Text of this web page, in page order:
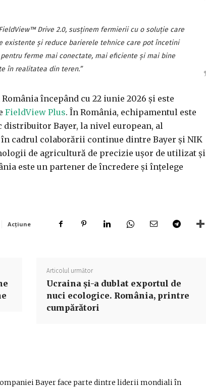
Drive 2.0, susținem fermierii cu o soluție care
existente și reduce barierele tehnice care pot încetini
ferme mai conectate, mai eficiente și mai bine
în realitatea din teren.”
începând cu 22 iunie 2026 și este
FieldView Plus. În România, echipamentul este
Bayer, la nivel european, al
cadrul colaborării continue dintre Bayer și NIK
de agricultură de precizie ușor de utilizat și
este un partener de încredere și înțelege
Acțiune
Articolul următor
Ucraina și-a dublat exportul de
nuci ecologice. România, printre
cumpărători
Bayer face parte dintre liderii mondiali în